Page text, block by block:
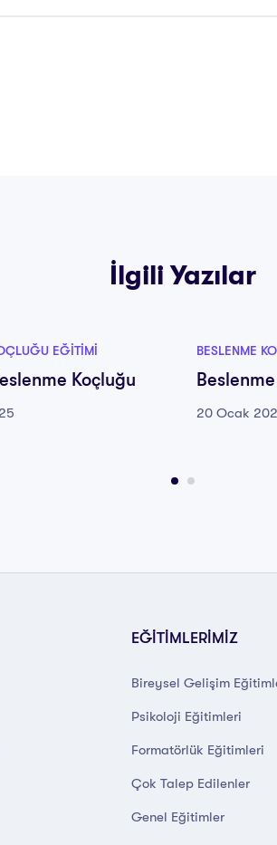
İlgili Yazılar
EĞITIMI
Koçluğu
BESLENME
20 Ocak
EĞİTİMLERİMİZ
Bireysel Gelişim
Psikoloji Eğitimleri
Formatörlük Eğitimleri
Çok Talep Edilenler
Genel Eğitimler